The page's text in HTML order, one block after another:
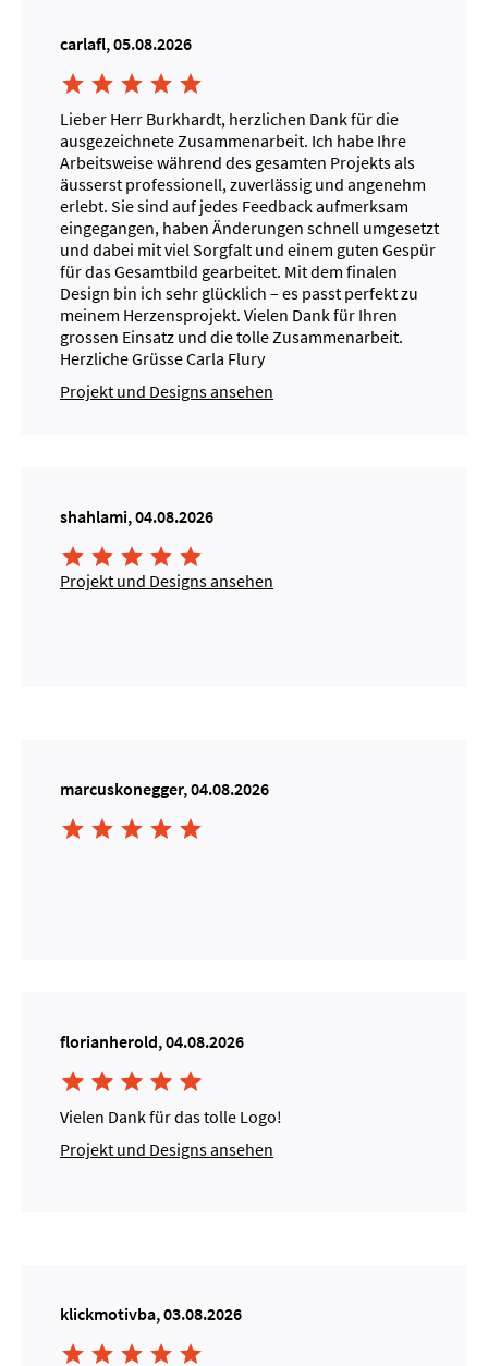
carlafl, 05.08.2026
    
Lieber Herr Burkhardt, herzlichen Dank für die
ausgezeichnete Zusammenarbeit. Ich habe Ihre
Arbeitsweise während des gesamten Projekts als
äusserst professionell, zuverlässig und angenehm
erlebt. Sie sind auf jedes Feedback aufmerksam
eingegangen, haben Änderungen schnell umgesetzt
und dabei mit viel Sorgfalt und einem guten Gespür
für das Gesamtbild gearbeitet. Mit dem finalen
Design bin ich sehr glücklich – es passt perfekt zu
meinem Herzensprojekt. Vielen Dank für Ihren
grossen Einsatz und die tolle Zusammenarbeit.
Herzliche Grüsse Carla Flury
Projekt und Designs ansehen
shahlami, 04.08.2026
    
Projekt und Designs ansehen
marcuskonegger, 04.08.2026
    
florianherold, 04.08.2026
    
Vielen Dank für das tolle Logo!
Projekt und Designs ansehen
klickmotivba, 03.08.2026
    